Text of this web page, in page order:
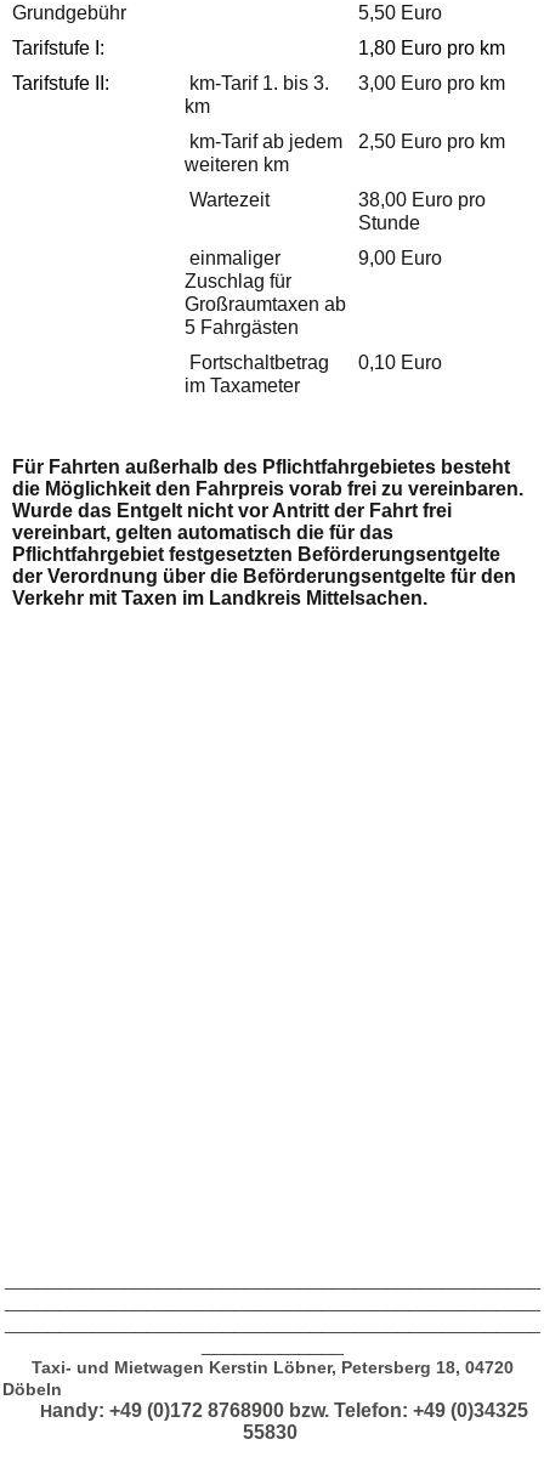
Grundgebühr
5,50 Euro
Tarifstufe I:
1,80 Euro pro km
Tarifstufe II:
km-Tarif 1. bis 3.
km
3,00 Euro pro km
km-Tarif ab jedem
weiteren km
2,50 Euro pro km
Wartezeit
38,00 Euro pro
Stunde
einmaliger
Zuschlag für
Großraumtaxen ab
5 Fahrgästen
9,00 Euro
Fortschaltbetrag
im Taxameter
0,10 Euro
Für Fahrten außerhalb des Pflichtfahrgebietes besteht
die Möglichkeit den Fahrpreis vorab frei zu vereinbaren.
Wurde das Entgelt nicht vor Antritt der Fahrt frei
vereinbart, gelten automatisch die für das
Pflichtfahrgebiet festgesetzten Beförderungsentgelte
der Verordnung über die Beförderungsentgelte für den
Verkehr mit Taxen im Landkreis Mittelsachen.
Taxi- und Mietwagen Kerstin Löbner, Petersberg 18, 04720
Döbeln
Handy: +49 (0)172 8768900 bzw. Telefon: +49 (0)34325
55830